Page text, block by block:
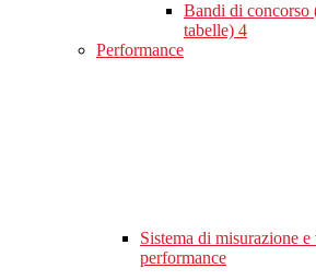
Bandi di concorso
tabelle) 4
Performance
Sistema di misurazione
performance